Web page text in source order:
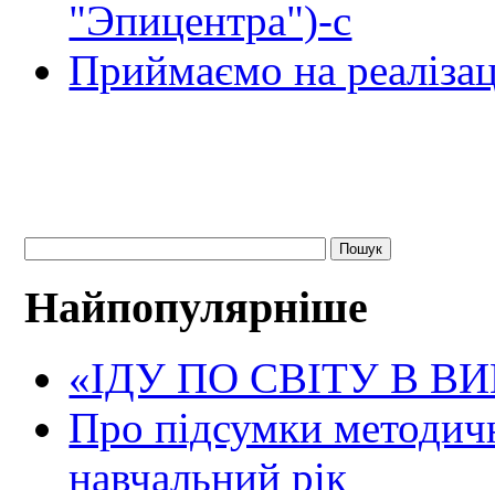
"Эпицентра")-с
Приймаємо на
Найпопулярніше
«ІДУ ПО СВІТУ В
Про підсумки
навчальний рік